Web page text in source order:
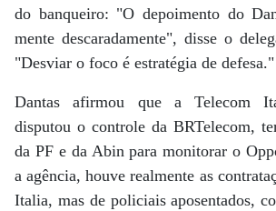
do banqueiro: "O depoimento do
mente descaradamente", disse o
"Desviar o foco é estratégia de defesa."
Dantas afirmou que a Telecom
disputou o controle da BRTelecom,
da PF e da Abin para monitorar o
a agência, houve realmente as
Italia, mas de policiais aposentados,